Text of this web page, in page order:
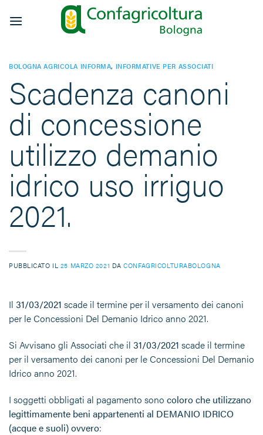
BOLOGNA AGRICOLA INFORMA, INFORMATIVE PER ASSOCIATI
Scadenza canoni
di concessione
utilizzo demanio
idrico uso irriguo
2021.
PUBBLICATO IL 25 MARZO 2021 DACONFAGRICOLTURABOLOGNA
Il 31/03/2021 scade il termine per il versamento dei canoni
per le Concessioni Del Demanio Idrico anno 2021.
Si Avvisano gli Associati che il 31/03/2021 scade il termine
per il versamento dei canoni per le Concessioni Del Demanio
Idrico anno 2021.
I soggetti obbligati al pagamento sono coloro che utilizzano
legittimamente beni appartenenti al DEMANIO IDRICO
(acque e suoli) ovvero: